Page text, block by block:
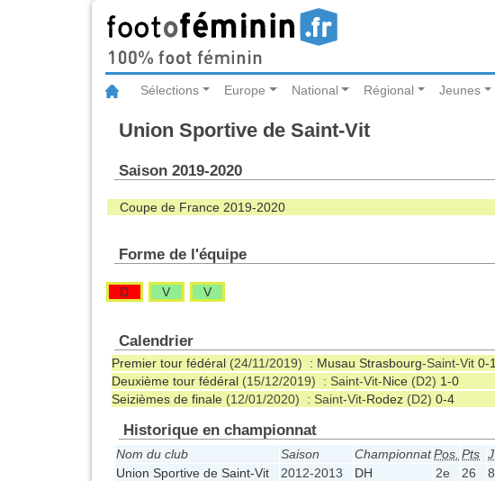
Sélections Europe National Régional Jeunes
Union Sportive de Saint-Vit
Saison 2019-2020
Coupe de France 2019-2020
Forme de l'équipe
D V V
Calendrier
Premier tour fédéral (24/11/2019) : Musau Strasbourg-Saint-Vit 0-1
Deuxième tour fédéral (15/12/2019) : Saint-Vit-Nice (D2) 1-0
Seizièmes de finale (12/01/2020) : Saint-Vit-Rodez (D2) 0-4
Historique en championnat
Nom du club Saison ChampionnatPos. Pts J
Union Sportive de Saint-Vit
2012-2013 DH 2e 26 8